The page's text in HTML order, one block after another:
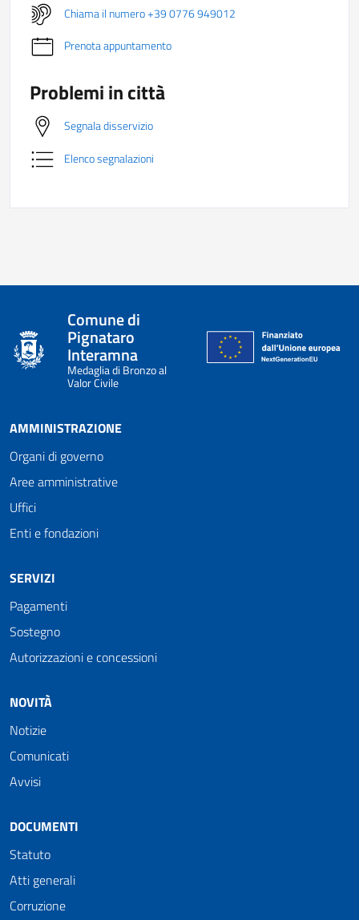
Chiama il numero +39 0776 949012
Prenota appuntamento
Problemi in città
Segnala disservizio
Elenco segnalazioni
Comune di
Pignataro
Interamna
Medaglia di Bronzo al
Valor Civile
AMMINISTRAZIONE
Organi di governo
Aree amministrative
Uffici
Enti e fondazioni
SERVIZI
Pagamenti
Sostegno
Autorizzazioni e concessioni
NOVITÀ
Notizie
Comunicati
Avvisi
DOCUMENTI
Statuto
Atti generali
Corruzione